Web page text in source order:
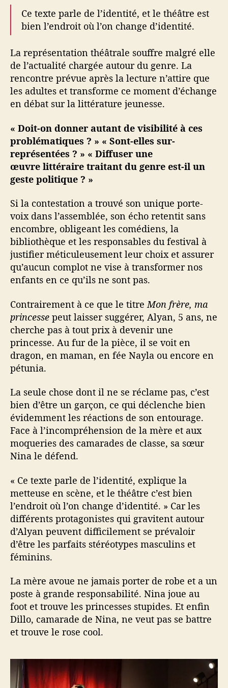
Ce texte parle de l’identité, et le théâtre est
bien l’endroit où l’on change d’identité.
La représentation théâtrale souffre malgré elle
de l’actualité chargée autour du genre. La
rencontre prévue après la lecture n’attire que
les adultes et transforme ce moment d’échange
en débat sur la littérature jeunesse.
« Doit-on donner autant de visibilité à ces
problématiques ? » « Sont-elles sur-
représentées ? » « Diffuser une
œuvre littéraire traitant du genre est-il un
geste politique ? »
Si la contestation a trouvé son unique porte-
voix dans l’assemblée, son écho retentit sans
encombre, obligeant les comédiens, la
bibliothèque et les responsables du festival à
justifier méticuleusement leur choix et assurer
qu’aucun complot ne vise à transformer nos
enfants en ce qu’ils ne sont pas.
Contrairement à ce que le titreMon frère, ma
princesse peut laisser suggérer, Alyan, 5 ans, ne
cherche pas à tout prix à devenir une
princesse. Au fur de la pièce, il se voit en
dragon, en maman, en fée Nayla ou encore en
pétunia.
La seule chose dont il ne se réclame pas, c’est
bien d’être un garçon, ce qui déclenche bien
évidemment les réactions de son entourage.
Face à l’incompréhension de la mère et aux
moqueries des camarades de classe, sa sœur
Nina le défend.
« Ce texte parle de l’identité, explique la
metteuse en scène, et le théâtre c’est bien
l’endroit où l’on change d’identité. » Car les
différents protagonistes qui gravitent autour
d’Alyan peuvent difficilement se prévaloir
d’être les parfaits stéréotypes masculins et
féminins.
La mère avoue ne jamais porter de robe et a un
poste à grande responsabilité. Nina joue au
foot et trouve les princesses stupides. Et enfin
Dillo, camarade de Nina, ne veut pas se battre
et trouve le rose cool.